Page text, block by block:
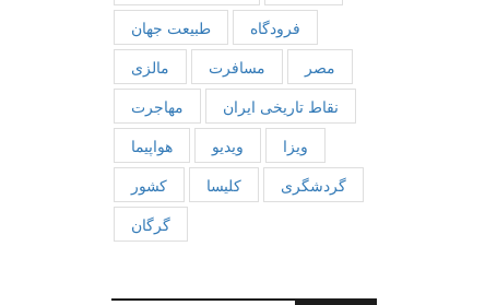
طبیعت جهان
فرودگاه
مالزی
مسافرت
مصر
مهاجرت
نقاط تاریخی ایران
هواپیما
ویدیو
ویزا
کشور
کلیسا
گردشگری
گرگان